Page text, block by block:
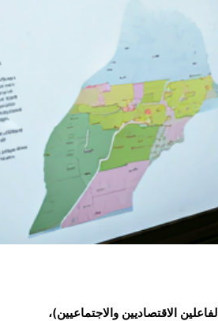
الاقتصاديين والاجتماعيين)،